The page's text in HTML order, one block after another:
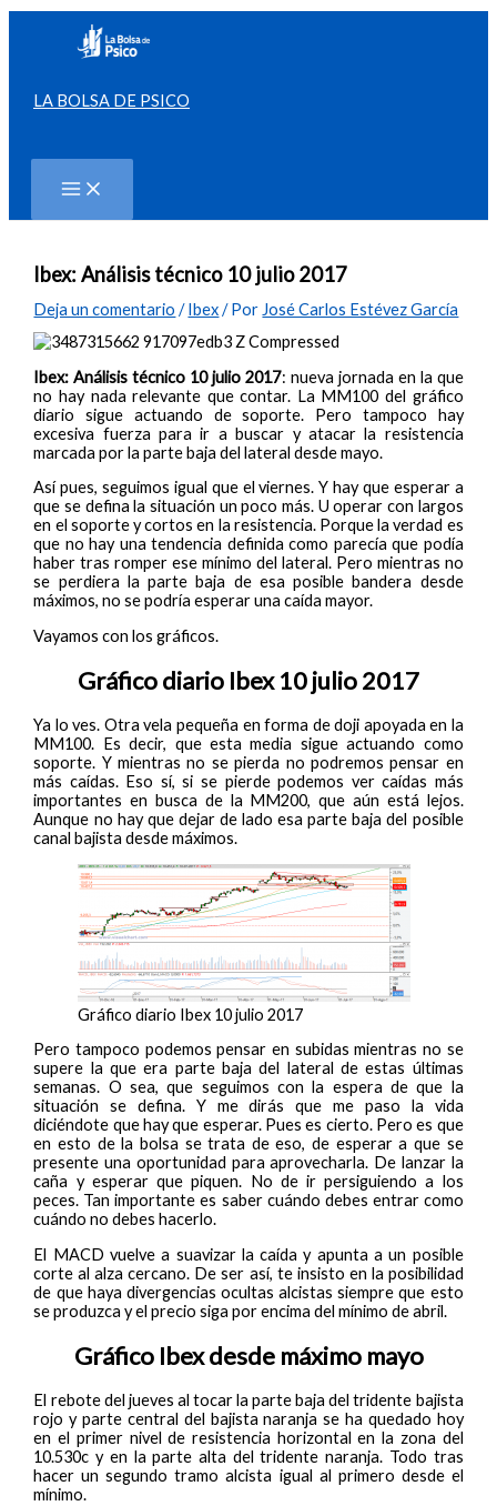
contenido
LA BOLSA DE PSICO
Ibex: Análisis técnico 10 julio 2017
Deja un comentario /Ibex/ Por José Carlos Estévez García
Ibex: Análisis técnico 10 julio 2017: nueva jornada en la que
no hay nada relevante que contar. La MM100 del gráfico
diario sigue actuando de soporte. Pero tampoco hay
excesiva fuerza para ir a buscar y atacar la resistencia
marcada por la parte baja del lateral desde mayo.
Así pues, seguimos igual que el viernes. Y hay que esperar a
que se defina la situación un poco más. U operar con largos
en el soporte y cortos en la resistencia. Porque la verdad es
que no hay una tendencia definida como parecía que podía
haber tras romper ese mínimo del lateral. Pero mientras no
se perdiera la parte baja de esa posible bandera desde
máximos, no se podría esperar una caída mayor.
Vayamos con los gráficos.
Gráfico diario Ibex 10 julio 2017
Ya lo ves. Otra vela pequeña en forma de doji apoyada en la
MM100. Es decir, que esta media sigue actuando como
soporte. Y mientras no se pierda no podremos pensar en
más caídas. Eso sí, si se pierde podemos ver caídas más
importantes en busca de la MM200, que aún está lejos.
Aunque no hay que dejar de lado esa parte baja del posible
canal bajista desde máximos.
Gráfico diario Ibex 10 julio 2017
Pero tampoco podemos pensar en subidas mientras no se
supere la que era parte baja del lateral de estas últimas
semanas. O sea, que seguimos con la espera de que la
situación se defina. Y me dirás que me paso la vida
diciéndote que hay que esperar. Pues es cierto. Pero es que
en esto de la bolsa se trata de eso, de esperar a que se
presente una oportunidad para aprovecharla. De lanzar la
caña y esperar que piquen. No de ir persiguiendo a los
peces. Tan importante es saber cuándo debes entrar como
cuándo no debes hacerlo.
El MACD vuelve a suavizar la caída y apunta a un posible
corte al alza cercano. De ser así, te insisto en la posibilidad
de que haya divergencias ocultas alcistas siempre que esto
se produzca y el precio siga por encima del mínimo de abril.
Gráfico Ibex desde máximo mayo
El rebote del jueves al tocar la parte baja del tridente bajista
rojo y parte central del bajista naranja se ha quedado hoy
en el primer nivel de resistencia horizontal en la zona del
10.530c y en la parte alta del tridente naranja. Todo tras
hacer un segundo tramo alcista igual al primero desde el
mínimo.